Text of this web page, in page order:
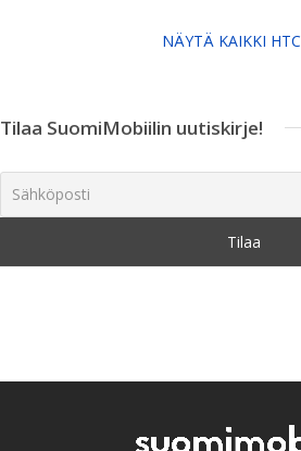
NÄYTÄ KAIKKI HTC
Tilaa SuomiMobiilin uutiskirje!